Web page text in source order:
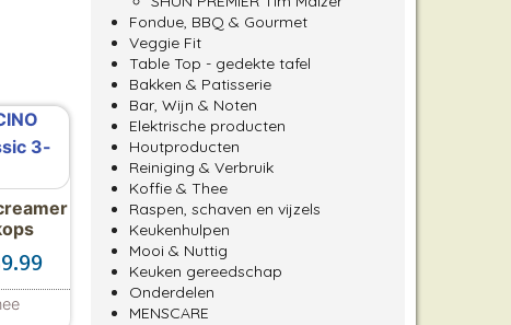
Prijsklasse: €17.99 tot €39.99
Fondue, BBQ & Gourmet
Veggie Fit
Table Top - gedekte tafel
Bakken & Patisserie
Bar, Wijn & Noten
Elektrische producten
Houtproducten
Reiniging & Verbruik
Koffie & Thee
Raspen, schaven en vijzels
Keukenhulpen
Mooi & Nuttig
Keuken gereedschap
Onderdelen
MENSCARE